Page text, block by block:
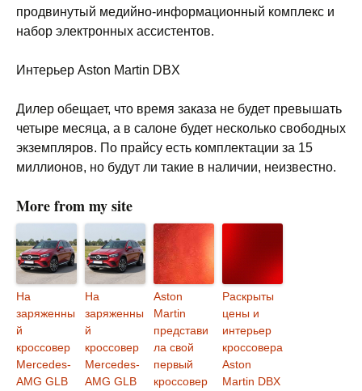
продвинутый медийно-информационный комплекс и
набор электронных ассистентов.
Интерьер Aston Martin DBX
Дилер обещает, что время заказа не будет превышать
четыре месяца, а в салоне будет несколько свободных
экземпляров. По прайсу есть комплектации за 15
миллионов, но будут ли такие в наличии, неизвестно.
More from my site
На
заряженны
й
кроссовер
Mercedes-
AMG GLB
На
заряженны
й
кроссовер
Mercedes-
AMG GLB
Aston
Martin
представи
ла свой
первый
кроссовер
Раскрыты
цены и
интерьер
кроссовера
Aston
Martin DBX